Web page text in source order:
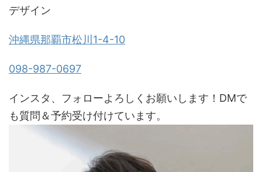
デザイン
沖縄県那覇市松川1-4-10
098-987-0697
インスタ、フォローよろしくお願いします！DMで
も質問＆予約受け付けています。